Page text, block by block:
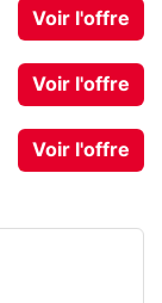
Voir l'offre
Voir l'offre
Voir l'offre